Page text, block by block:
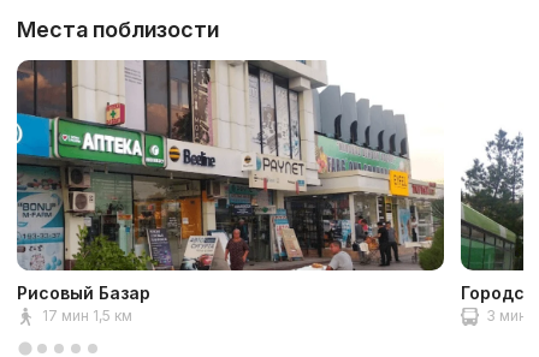
Места поблизости
Рисовый Базар
17 мин 1,5 км 3 мин